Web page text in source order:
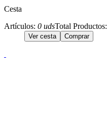
Cesta
Artículos: 0 udsTotal Productos: